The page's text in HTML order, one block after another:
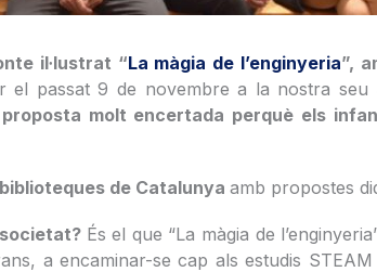
il·lustrat “La màgia de l’enginyeria”,
el passat 9 de novembre a la nostra
molt encertada perquè els
de Catalunya amb propostes
És el que “La màgia de
a encaminar-se cap als estudis STEAM